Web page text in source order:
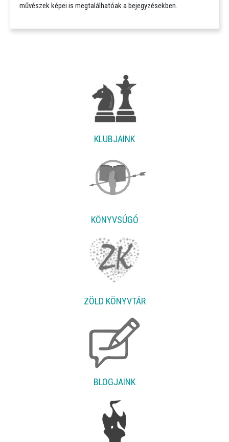
művészek képei is megtalálhatóak a bejegyzésekben.
KLUBJAINK
KÖNYVSÚGÓ
ZÖLD KÖNYVTÁR
BLOGJAINK